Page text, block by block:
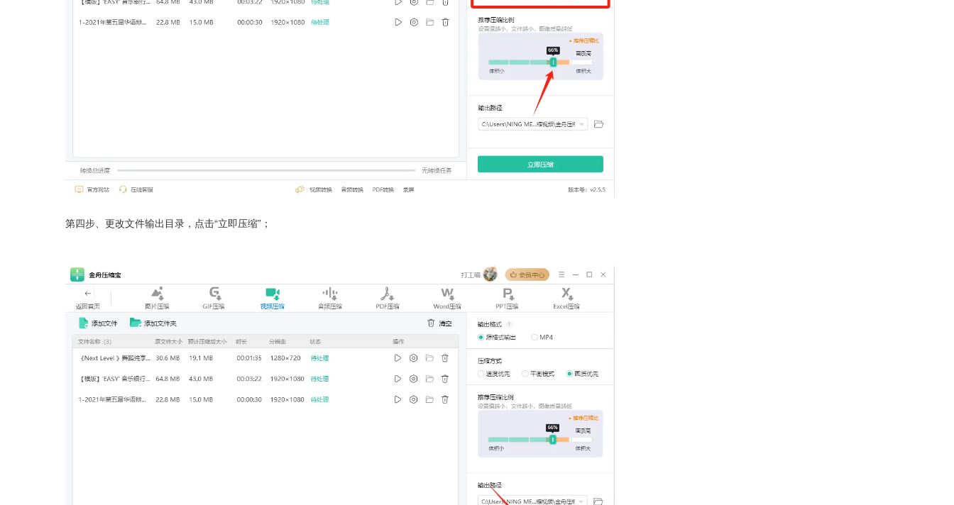
第四步、更改文件输出目录，点击“立即压缩”；